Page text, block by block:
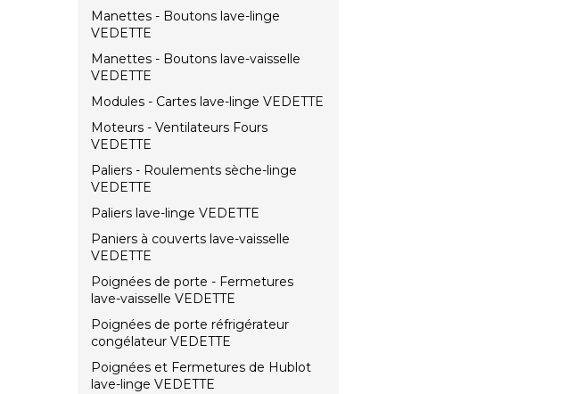
Manettes - Boutons lave-linge
VEDETTE
Manettes - Boutons lave-vaisselle
VEDETTE
Modules - Cartes lave-linge VEDETTE
Moteurs - Ventilateurs Fours
VEDETTE
Paliers - Roulements sèche-linge
VEDETTE
Paliers lave-linge VEDETTE
Paniers à couverts lave-vaisselle
VEDETTE
Poignées de porte - Fermetures
lave-vaisselle VEDETTE
Poignées de porte réfrigérateur
congélateur VEDETTE
Poignées et Fermetures de Hublot
lave-linge VEDETTE